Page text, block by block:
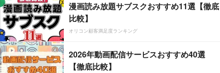
漫画読み放題サブスクおすすめ11選【徹底
比較】
オリコン顧客満足度ランキング
2026年動画配信サービスおすすめ40選
【徹底比較】